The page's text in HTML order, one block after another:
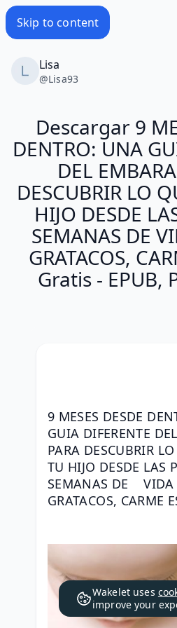
Skip to content
Lisa
@Lisa93
Descargar 9
DENTRO: UNA
DEL
DESCUBRIR LO
HIJO DESDE
SEMANAS DE
GRATACOS,
Gratis - EPUB,
9 MESES DESDE
GUIA DIFERENTE
PARA DESCUBRIR
TU HIJO DESDE LAS
SEMANAS DE
GRATACOS, CARME
Wakelet uses
improve your